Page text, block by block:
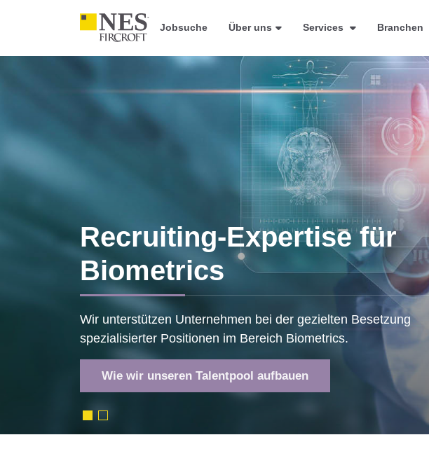
Jobsuche Über uns Services Branchen
Recruiting-Expertise für
Biometrics
Wir unterstützen Unternehmen bei der gezielten Besetzung
spezialisierter Positionen im Bereich Biometrics.
Wie wir unseren Talentpool aufbauen
Life Sciences
Wir besetzen Positionen in klinischem Management, HEOR,
Beratung sowie in der Entwicklung digitaler Anwendungen.
Life Science Jobs